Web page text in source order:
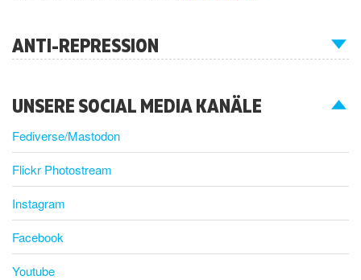
ANTI-REPRESSION
UNSERE SOCIAL MEDIA KANÄLE
Fediverse/Mastodon
Flickr Photostream
Instagram
Facebook
Youtube